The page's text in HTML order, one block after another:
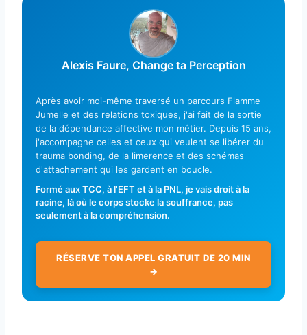
Alexis Faure, Change ta Perception
Après avoir moi-même traversé un parcours Flamme
Jumelle et des relations toxiques, j'ai fait de la sortie
de la dépendance affective mon métier. Depuis 15 ans,
j'accompagne celles et ceux qui veulent se libérer du
trauma bonding, de la limerence et des schémas
d'attachement qui les gardent en boucle.
Formé aux TCC, à l'EFT et à la PNL, je vais droit à la
racine, là où le corps stocke la souffrance, pas
seulement à la compréhension.
RÉSERVE TON APPEL GRATUIT DE 20 MIN
→